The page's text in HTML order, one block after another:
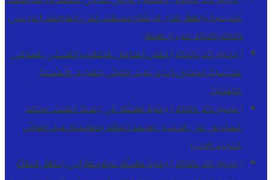
تعليمية بجهة الدار البيضاء-سطات خلال الموسم الدراسي
2025-2026
طب و صحة
[ يوليو 29, 2026 ]
النص الكامل للخطاب الملكي السامي
بمناسبة الذكرى الـ27 لعيد العرش المجيد
الأنشطة
الملكية
[ يوليو 29, 2026 ]
برقية تهنئة الى جلالة الملك محمد
السادس من الدكتور محمد الفائد بمناسبة عيد العرش
المجيدالاخبار
[ يوليو 29, 2026 ]
برقية تهنئة مرفوعة إلى جلالة الملك